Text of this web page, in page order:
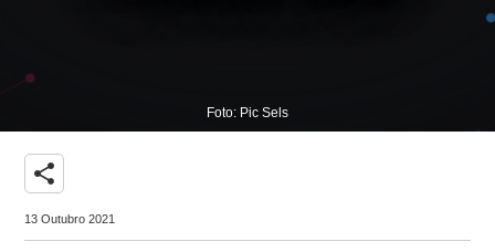
Foto: Pic Sels
share
13 Outubro 2021